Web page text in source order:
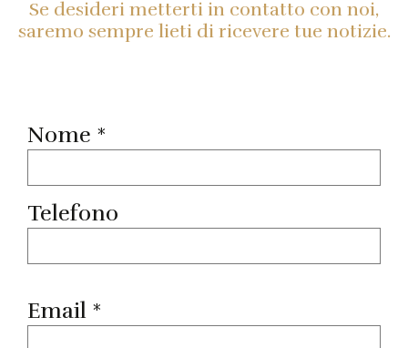
Se desideri metterti in contatto con noi,
saremo sempre lieti di ricevere tue notizie.
Nome *
Telefono
Email *